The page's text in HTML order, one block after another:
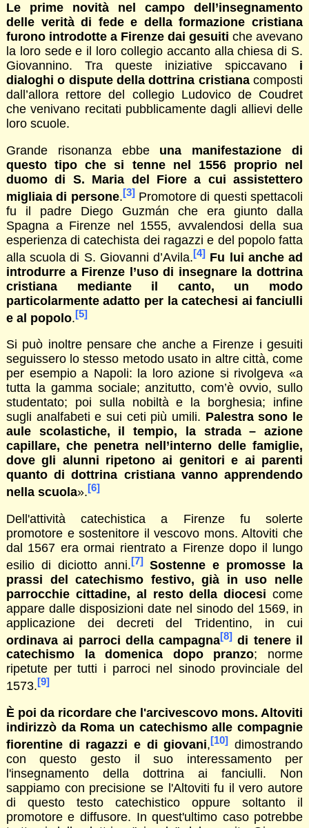
Le prime novità nel campo dell’insegnamento
delle verità di fede e della formazione cristiana
furono introdotte a Firenze dai gesuiti che avevano
la loro sede e il loro collegio accanto alla chiesa di S.
Giovannino. Tra queste iniziative spiccavano i
dialoghi o dispute della dottrina cristianacomposti
dall’allora rettore del collegio Ludovico de Coudret
che venivano recitati pubblicamente dagli allievi delle
loro scuole.
Grande risonanza ebbe una manifestazione di
questo tipo che si tenne nel 1556 proprio nel
duomo di S. Maria del Fiore a cui assistettero
migliaia di persone.[3]Promotore di questi spettacoli
fu il padre Diego Guzmán che era giunto dalla
Spagna a Firenze nel 1555, avvalendosi della sua
esperienza di catechista dei ragazzi e del popolo fatta
alla scuola di S. Giovanni d’Avila.[4] Fu lui anche ad
introdurre a Firenze l’uso di insegnare la dottrina
cristiana mediante il canto, un modo
particolarmente adatto per la catechesi ai fanciulli
e al popolo.[5]
Si può inoltre pensare che anche a Firenze i gesuiti
seguissero lo stesso metodo usato in altre città, come
per esempio a Napoli: la loro azione si rivolgeva «a
tutta la gamma sociale; anzitutto, com’è ovvio, sullo
studentato; poi sulla nobiltà e la borghesia; infine
sugli analfabeti e sui ceti più umili. Palestra sono le
aule scolastiche, il tempio, la strada – azione
capillare, che penetra nell’interno delle famiglie,
dove gli alunni ripetono ai genitori e ai parenti
quanto di dottrina cristiana vanno apprendendo
nella scuola».[6]
Dell'attività catechistica a Firenze fu solerte
promotore e sostenitore il vescovo mons. Altoviti che
dal 1567 era ormai rientrato a Firenze dopo il lungo
esilio di diciotto anni.[7]
Sostenne e promosse la
prassi del catechismo festivo, già in uso nelle
parrocchie cittadine, al resto della diocesi come
appare dalle disposizioni date nel sinodo del 1569, in
applicazione dei decreti del Tridentino, in cui
ordinava ai parroci della campagna[8] di tenere il
catechismo la domenica dopo pranzo; norme
ripetute per tutti i parroci nel sinodo provinciale del
1573.[9]
È poi da ricordare che l'arcivescovo mons. Altoviti
indirizzò da Roma un catechismo alle compagnie
fiorentine di ragazzi e di giovani,[10]
dimostrando
con questo gesto il suo interessamento per
l'insegnamento della dottrina ai fanciulli. Non
sappiamo con precisione se l'Altoviti fu il vero autore
di questo testo catechistico oppure soltanto il
promotore e diffusore. In quest'ultimo caso potrebbe